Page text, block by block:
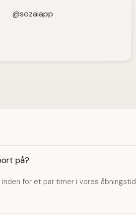
@sozaiapp
på?
inden for et par timer i vores åbningstid